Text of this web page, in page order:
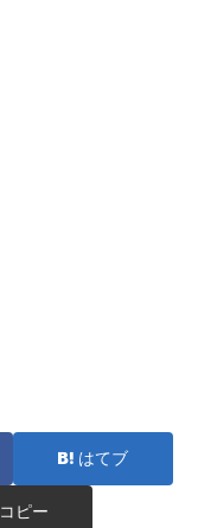
はてブ
コピー